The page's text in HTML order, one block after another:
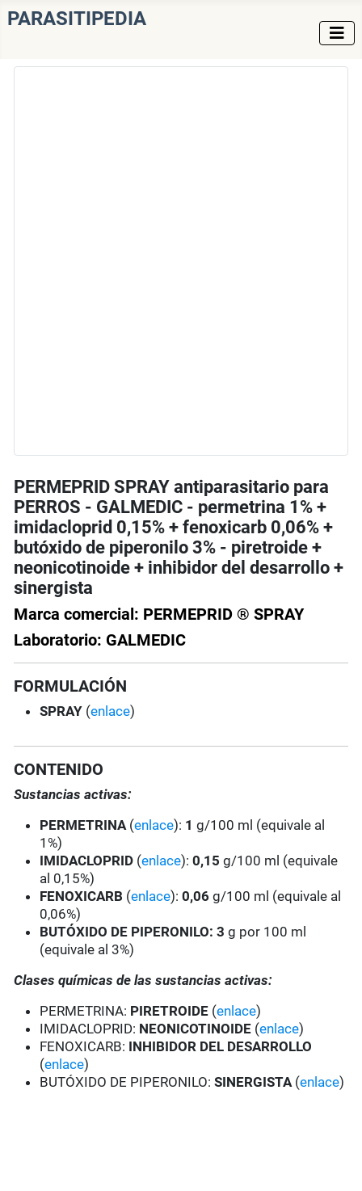
PARASITIPEDIA
PERMEPRID SPRAY antiparasitario para
PERROS - GALMEDIC - permetrina 1% +
imidacloprid 0,15% + fenoxicarb 0,06% +
butóxido de piperonilo 3% - piretroide +
neonicotinoide + inhibidor del desarrollo +
sinergista
Marca comercial: PERMEPRID ® SPRAY
Laboratorio: GALMEDIC
FORMULACIÓN
SPRAY (enlace)
CONTENIDO
Sustancias activas:
PERMETRINA(enlace): 1g/100 ml (equivale al
1%)
IMIDACLOPRID (enlace):0,15g/100 ml (equivale
al 0,15%)
FENOXICARB (enlace):0,06g/100 ml (equivale al
0,06%)
BUTÓXIDO DE PIPERONILO: 3 g por 100 ml
(equivale al 3%)
Clases químicas de las sustancias activas:
PERMETRINA: PIRETROIDE (enlace)
IMIDACLOPRID: NEONICOTINOIDE (enlace)
FENOXICARB: INHIBIDOR DEL DESARROLLO
(enlace)
BUTÓXIDO DE PIPERONILO:SINERGISTA(enlace)